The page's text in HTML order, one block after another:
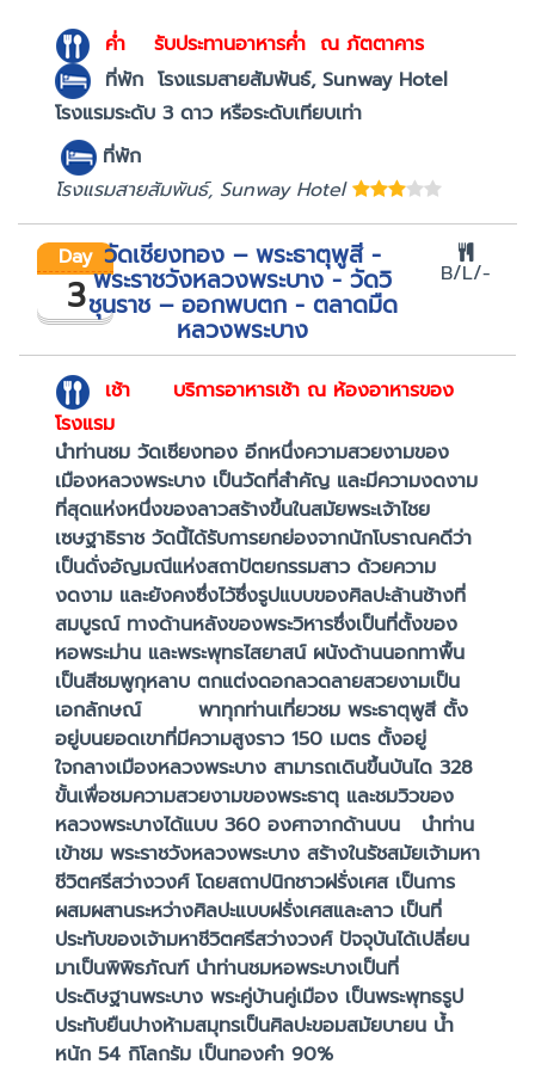
ค่ำ
รับประทานอาหารค่ำ ณ ภัตตาคาร
ที่พัก โรงแรมสายสัมพันธ์, Sunway Hotel
โรงแรมระดับ 3 ดาว หรือระดับเทียบเท่า
ที่พัก
โรงแรมสายสัมพันธ์, Sunway Hotel
Day
3
วัดเชียงทอง – พระธาตุพูสี -
พระราชวังหลวงพระบาง - วัดวิ
ชุนราช – ออกพบตก - ตลาดมืด
หลวงพระบาง
B/L/-
เช้า
บริการอาหารเช้า ณ ห้องอาหารของ
โรงแรม
นำท่านชม วัดเซียงทอง อีกหนึ่งความสวยงามของ
เมืองหลวงพระบาง เป็นวัดที่สำคัญ และมีความงดงาม
ที่สุดแห่งหนึ่งของลาวสร้างขึ้นในสมัยพระเจ้าไชย
เซษฐาธิราช วัดนี้ได้รับการยกย่องจากนักโบราณคดีว่า
เป็นดั่งอัญมณีแห่งสถาปัตยกรรมสาว ด้วยความ
งดงาม และยังคงซึ่งไว้ซึ่งรูปแบบของศิลปะล้านช้างที่
สมบูรณ์ ทางด้านหลังของพระวิหารซึ่งเป็นที่ตั้งของ
หอพระม่าน และพระพุทธไสยาสน์ ผนังด้านนอกทาพื้น
เป็นสีชมพูกุหลาบ ตกแต่งดอกลวดลายสวยงามเป็น
เอกลักษณ์ พาทุกท่านเที่ยวชม พระธาตุพูสี ตั้ง
อยู่บนยอดเขาที่มีความสูงราว 150 เมตร ตั้งอยู่
ใจกลางเมืองหลวงพระบาง สามารถเดินขึ้นบันได 328
ขั้นเพื่อชมความสวยงามของพระธาตุ และชมวิวของ
หลวงพระบางได้แบบ 360 องศาจากด้านบน นำท่าน
เข้าชม พระราชวังหลวงพระบาง สร้างในรัชสมัยเจ้ามหา
ชีวิตศรีสว่างวงศ์ โดยสถาปนิกชาวฝรั่งเศส เป็นการ
ผสมผสานระหว่างศิลปะแบบฝรั่งเศสและลาว เป็นที่
ประทับของเจ้ามหาชีวิตศรีสว่างวงศ์ ปัจจุบันได้เปลี่ยน
มาเป็นพิพิธภัณฑ์ นำท่านชมหอพระบางเป็นที่
ประดิษฐานพระบาง พระคู่บ้านคู่เมือง เป็นพระพุทธรูป
ประทับยืนปางห้ามสมุทรเป็นศิลปะขอมสมัยบายน น้ำ
หนัก 54 กิโลกรัม เป็นทองคำ 90%